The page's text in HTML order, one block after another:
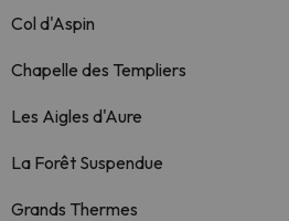
Col d'Aspin
Chapelle des Templiers
Les Aigles d'Aure
La Forêt Suspendue
Grands Thermes